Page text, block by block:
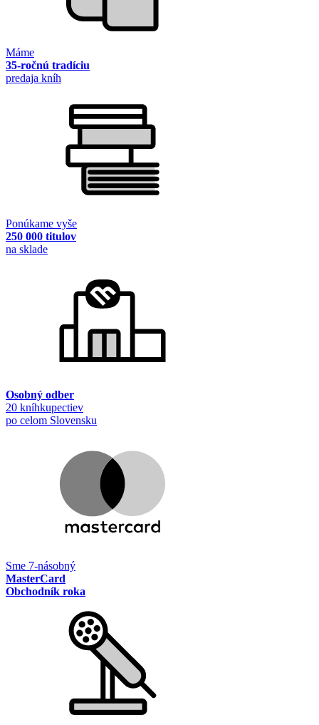
Máme
35-ročnú tradíciu
predaja kníh
Ponúkame vyše
250 000 titulov
na sklade
Osobný odber
20 kníhkupectiev
po celom Slovensku
Sme 7-násobný
MasterCard
Obchodník roka